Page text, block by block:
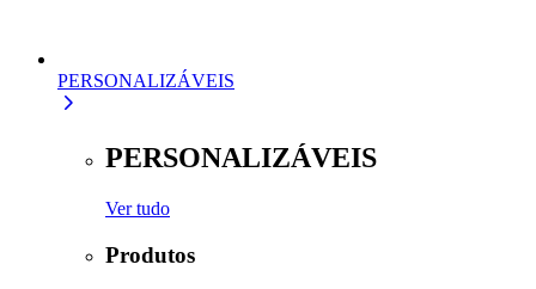
PERSONALIZÁVEIS
PERSONALIZÁVEIS
Ver tudo
Produtos